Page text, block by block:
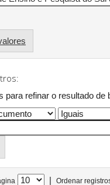
para refinar o resultado de
|
Ordenar